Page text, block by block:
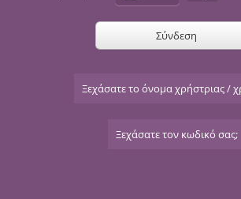
Σύνδεση
Ξεχάσατε το όνομα χρήστριας /
Ξεχάσατε τον κωδικό σας;